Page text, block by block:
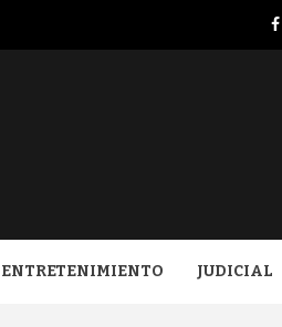
ENTRETENIMIENTO JUDICIAL